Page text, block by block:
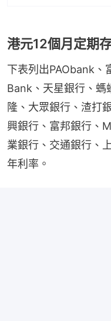
港元12個月定期
下表列出PAObank、
Bank、天星銀行、螞
隆、大眾銀行、渣打
興銀行、富邦銀行、
業銀行、交通銀行、
年利率。